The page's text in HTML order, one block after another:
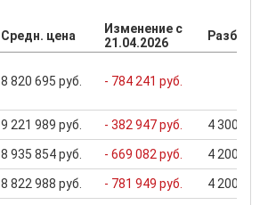
Средн. цена
Изменение с
21.04.2026
8 820 695 руб. - 784 241 руб.
9 221 989 руб. - 382 947 руб. 4 300
8 935 854 руб. - 669 082 руб. 4 200
8 822 988 руб. - 781 949 руб. 4 200